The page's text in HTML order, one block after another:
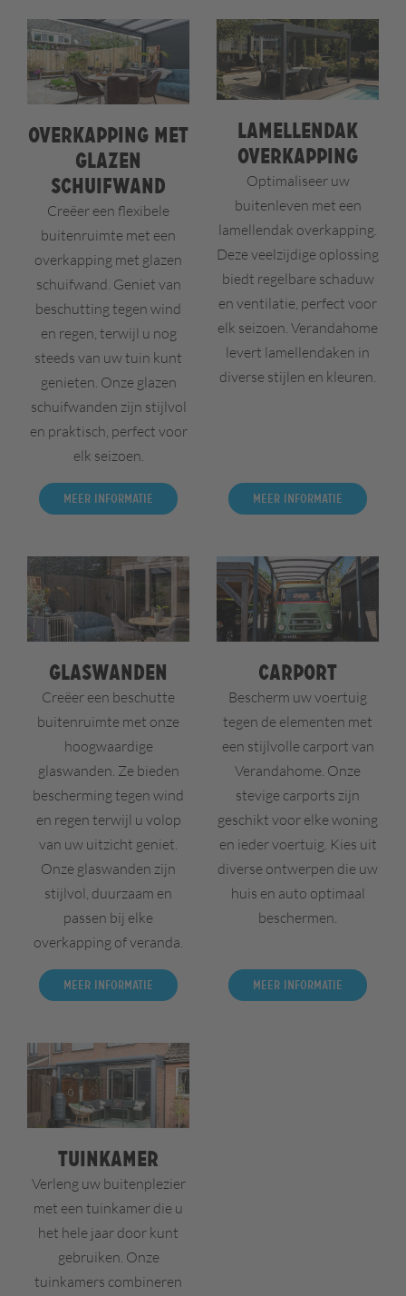
Overkapping met
glazen
schuifwand
Creëer een flexibele
buitenruimte met een
overkapping met glazen
schuifwand. Geniet van
beschutting tegen wind
en regen, terwijl u nog
steeds van uw tuin kunt
genieten. Onze glazen
schuifwanden zijn stijlvol
en praktisch, perfect voor
elk seizoen.
Meer informatie
Lamellendak
overkapping
Optimaliseer uw
buitenleven met een
lamellendak overkapping.
Deze veelzijdige oplossing
biedt regelbare schaduw
en ventilatie, perfect voor
elk seizoen. Verandahome
levert lamellendaken in
diverse stijlen en kleuren.
Meer informatie
Glaswanden
Creëer een beschutte
buitenruimte met onze
hoogwaardige
glaswanden. Ze bieden
bescherming tegen wind
en regen terwijl u volop
van uw uitzicht geniet.
Onze glaswanden zijn
stijlvol, duurzaam en
passen bij elke
overkapping of veranda.
Meer informatie
Carport
Bescherm uw voertuig
tegen de elementen met
een stijlvolle carport van
Verandahome. Onze
stevige carports zijn
geschikt voor elke woning
en ieder voertuig. Kies uit
diverse ontwerpen die uw
huis en auto optimaal
beschermen.
Meer informatie
Tuinkamer
Verleng uw buitenplezier
met een tuinkamer die u
het hele jaar door kunt
gebruiken. Onze
tuinkamers combineren